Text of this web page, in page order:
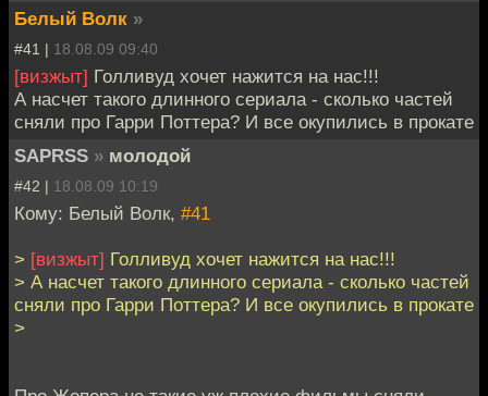
Белый Волк »
#41 | 18.08.09 09:40
[визжыт] Голливуд хочет нажится на нас!!!
А насчет такого длинного сериала - сколько частей
сняли про Гарри Поттера? И все окупились в прокате
SAPRSS » молодой
#42 | 18.08.09 10:19
Кому: Белый Волк, #41
> [визжыт] Голливуд хочет нажится на нас!!!
> А насчет такого длинного сериала - сколько частей
сняли про Гарри Поттера? И все окупились в прокате
>